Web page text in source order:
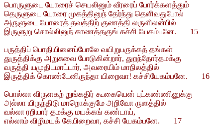
பொருளுடை யோரைச் செயலினும் வீரரைப் போர்க்களத்தும்
தெருளுடை யோரை முகத்தினுந் தேர்ந்து தெளிவதுபோல்
அருளுடை யோரைத் தவத்திற் குணத்தி லருளிலன்பில்
இருளுறு சொல்லினுந் காணத்தகுங் கச்சி யேகம்பனே. 15
பருத்திப் பொதியினைப்போலே வயிறுபருக்கத் தங்கள்
துருத்திக்கு அறுசுவை போடுகின்றார், துறந்தோர்தமக்கு
வருத்தி யமுதிடமாட்டார், அவரையிம் மாநிலத்தில்
இருத்திக் கொண்டேனிருந்தா யிறைவா! கச்சியேகம்பனே. 16
பொல்லா விருளகற் றுங்கதிர் கூகையென் புட்கண்ணினுக்கு
அல்லா யிருந்திடு மாறொக்குமே அறிவோ ருளத்தில்
வல்லா ரறியார் தமக்கு மயக்கங் கண்டாய்,
எல்லாம் விழிமயக் கேயிறைவா, கச்சி யேகம்பனே. 17